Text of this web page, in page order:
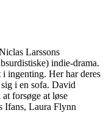
Larssons
indie-drama.
ingenting. Her har deres
i en sofa. David
forsøge at løse
Ifans, Laura Flynn